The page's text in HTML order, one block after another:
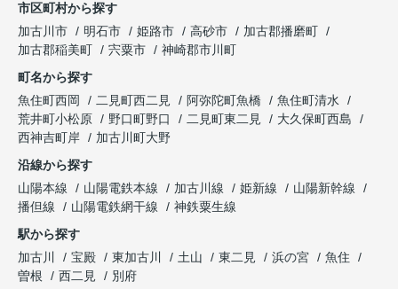
市区町村から探す
加古川市
明石市 姫路市 高砂市
加古郡播磨町
加古郡稲美町
宍粟市
神崎郡市川町
町名から探す
魚住町西岡
二見町西二見 阿弥陀町魚橋
魚住町清水
荒井町小松原
野口町野口 二見町東二見
大久保町西島
西神吉町岸
加古川町大野
沿線から探す
山陽本線
山陽電鉄本線 加古川線 姫新線
山陽新幹線
播但線
山陽電鉄網干線
神鉄粟生線
駅から探す
加古川
宝殿 東加古川 土山 東二見 浜の宮
魚住
曽根
西二見 別府